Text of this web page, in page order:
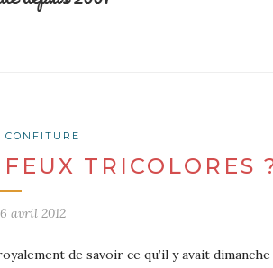
CONFITURE
TRICOLORES
avril 2012
de savoir ce qu’il y avait